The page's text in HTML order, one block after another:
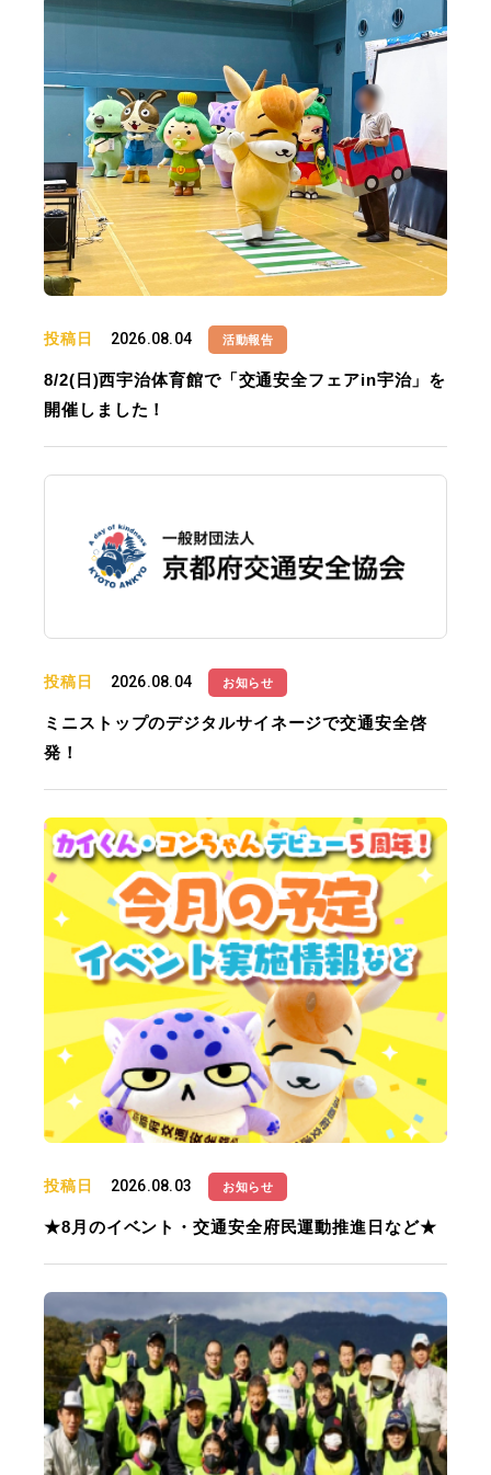
投稿日 2026.08.04 活動報告
8/2(日)西宇治体育館で「交通安全フェアin宇治」を
開催しました！
投稿日 2026.08.04 お知らせ
ミニストップのデジタルサイネージで交通安全啓
発！
投稿日 2026.08.03 お知らせ
★8月のイベント・交通安全府民運動推進日など★